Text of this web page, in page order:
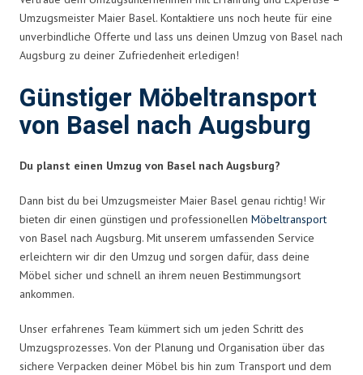
Umzugsmeister Maier Basel. Kontaktiere uns noch heute für eine
unverbindliche Offerte und lass uns deinen Umzug von Basel nach
Augsburg zu deiner Zufriedenheit erledigen!
Günstiger Möbeltransport
von Basel nach Augsburg
Du planst einen Umzug von Basel nach Augsburg?
Dann bist du bei Umzugsmeister Maier Basel genau richtig! Wir
bieten dir einen günstigen und professionellen Möbeltransport
von Basel nach Augsburg. Mit unserem umfassenden Service
erleichtern wir dir den Umzug und sorgen dafür, dass deine
Möbel sicher und schnell an ihrem neuen Bestimmungsort
ankommen.
Unser erfahrenes Team kümmert sich um jeden Schritt des
Umzugsprozesses. Von der Planung und Organisation über das
sichere Verpacken deiner Möbel bis hin zum Transport und dem